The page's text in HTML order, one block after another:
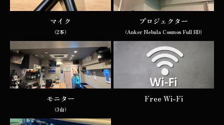
マイク
（2本）
プロジェクター
（Anker Nebula Cosmos Full HD）
モニター
（3台）
Free Wi-Fi